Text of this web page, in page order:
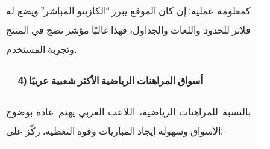
كمعلومة عملية: إن كان الموقع يبرز “الكازينو المباشر” ويضع له
فلاتر للحدود واللغات والجداول، فهذا غالبًا مؤشر نضج في المنتج
وتجربة المستخدم.
4) أسواق المراهنات الرياضية الأكثر شعبية عربيًا
بالنسبة للمراهنات الرياضية، اللاعب العربي يهتم عادة بوضوح
الأسواق وسهولة إيجاد المباريات وقوة التغطية. ركّز على: